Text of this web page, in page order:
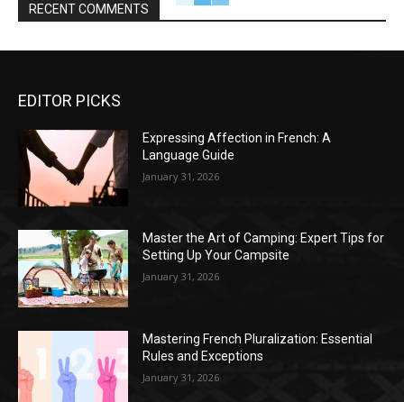
RECENT COMMENTS
EDITOR PICKS
Expressing Affection in French: A
Language Guide
January 31, 2026
Master the Art of Camping: Expert Tips for
Setting Up Your Campsite
January 31, 2026
Mastering French Pluralization: Essential
Rules and Exceptions
January 31, 2026